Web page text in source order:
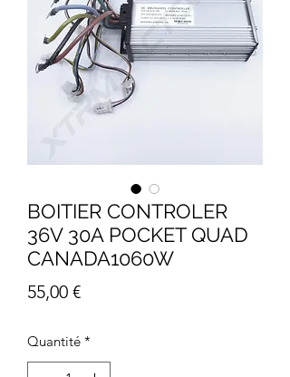
BOITIER CONTROLER
36V 30A POCKET QUAD
CANADA1060W
55,00 €Prix
Quantité *